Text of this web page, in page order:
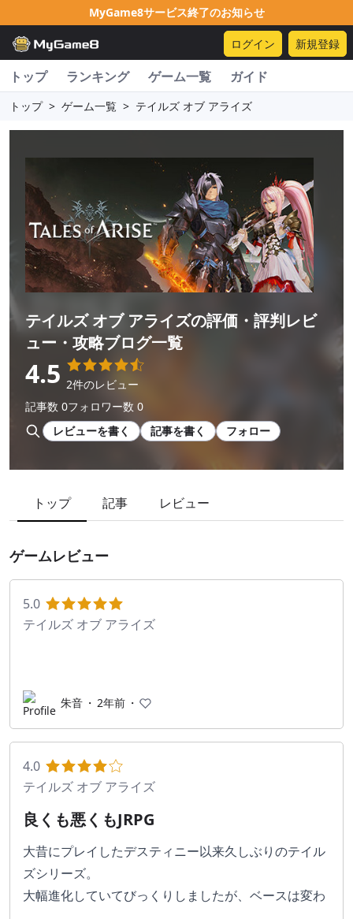
MyGame8サービス終了のお知らせ
ログイン 新規登録
トップ ランキング ゲーム一覧 ガイド
トップ > ゲーム一覧 > テイルズ オブ アライズ
テイルズ オブ アライズの評価・評判レビ
ュー・攻略ブログ一覧
4.5 2件のレビュー
記事数 0フォロワー数 0
レビューを書く
記事を書く フォロー
トップ 記事 レビュー
ゲームレビュー
5.0
テイルズ オブ アライズ
朱音 ・ 2年前 ・
4.0
テイルズ オブ アライズ
良くも悪くもJRPG
大昔にプレイしたデスティニー以来久しぶりのテイル
ズシリーズ。
大幅進化していてびっくりしましたが、ベースは変わ